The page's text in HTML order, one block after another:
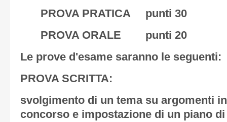
PROVA PRATICA punti 30
PROVA ORALE punti 20
Le prove d'esame saranno le seguenti:
PROVA SCRITTA:
svolgimento di un tema su argomenti
concorso e impostazione di un piano